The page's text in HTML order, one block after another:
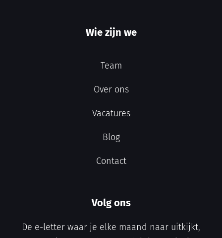
Wie zijn we
Team
Over ons
Vacatures
Blog
Contact
Volg ons
De e-letter waar je elke maand naar uitkijkt,